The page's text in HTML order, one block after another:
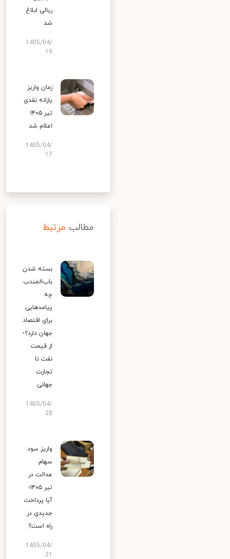
ریالی ابلاغ
شد
1405/04/
19
زمان واریز
یارانه نقدی
تیر ۱۴۰۵
اعلام شد
1405/04/
17
مطالب مرتبط
بسته شدن
باب‌المندب
چه
پیامدهایی
برای اقتصاد
جهان دارد؟؛
از قیمت
نفت تا
تجارت
جهانی
1405/04/
28
واریز سود
سهام
عدالت در
تیر ۱۴۰۵؛
آیا پرداخت
جدیدی در
راه است؟
1405/04/